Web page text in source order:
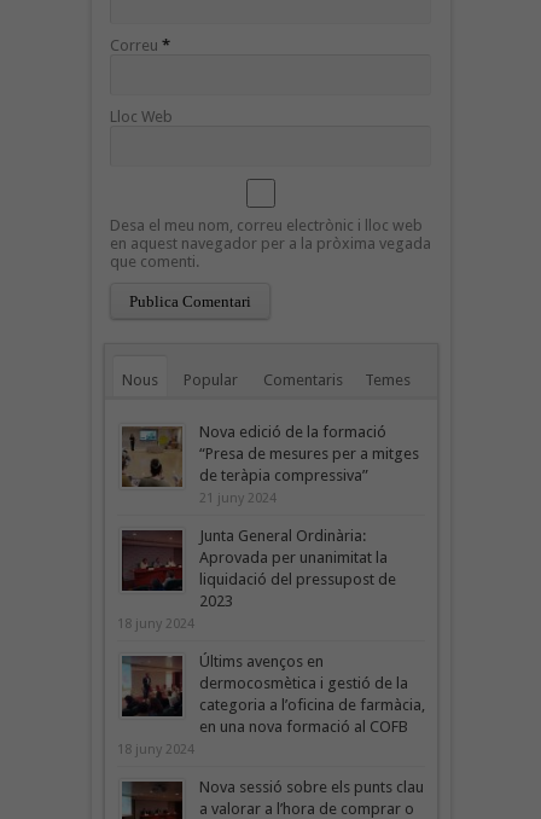
Correu *
Lloc Web
Desa el meu nom, correu electrònic i lloc web
en aquest navegador per a la pròxima vegada
que comenti.
Nous Popular Comentaris Temes
Nova edició de la formació
“Presa de mesures per a mitges
de teràpia compressiva”
21 juny 2024
Junta General Ordinària:
Aprovada per unanimitat la
liquidació del pressupost de
2023
18 juny 2024
Últims avenços en
dermocosmètica i gestió de la
categoria a l’oficina de farmàcia,
en una nova formació al COFB
18 juny 2024
Nova sessió sobre els punts clau
a valorar a l’hora de comprar o